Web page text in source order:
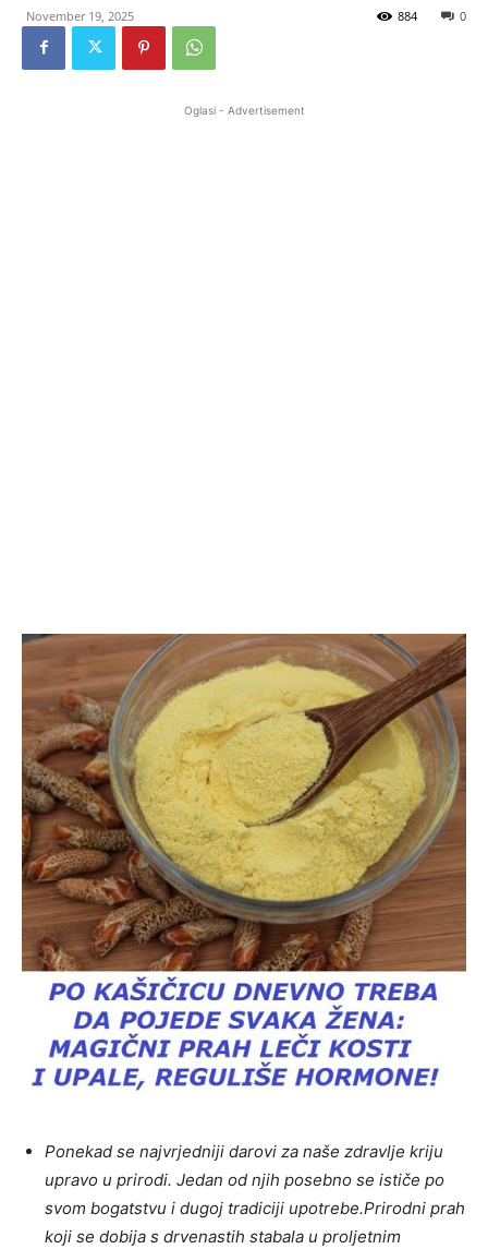
November 19, 2025 0
884
Oglasi - Advertisement
Ponekad se najvrjedniji darovi za naše zdravlje kriju
upravo u prirodi. Jedan od njih posebno se ističe po
svom bogatstvu i dugoj tradiciji upotrebe.Prirodni prah
koji se dobija s drvenastih stabala u proljetnim